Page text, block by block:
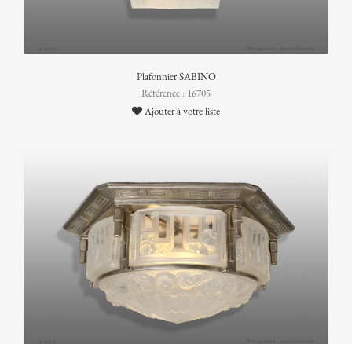
Plafonnier SABINO
Référence : 16705
Ajouter à votre liste